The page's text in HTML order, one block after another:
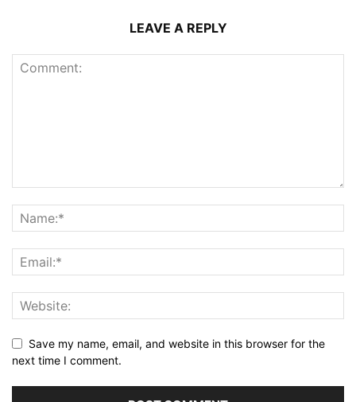
LEAVE A REPLY
Save my name, email, and website in this browser for the
next time I comment.